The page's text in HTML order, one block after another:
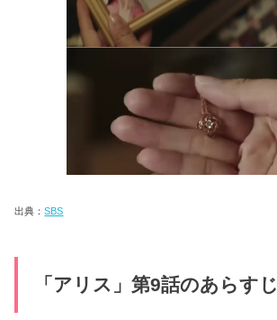
出典：SBS
「アリス」第9話のあらすじ